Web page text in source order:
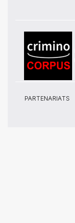
PARTENARIATS